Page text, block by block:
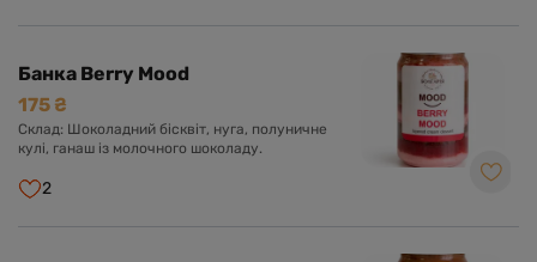
Банка Berry Mood
175 ₴
Склад: Шоколадний бісквіт, нуга, полуничне
кулі, ганаш із молочного шоколаду.
2